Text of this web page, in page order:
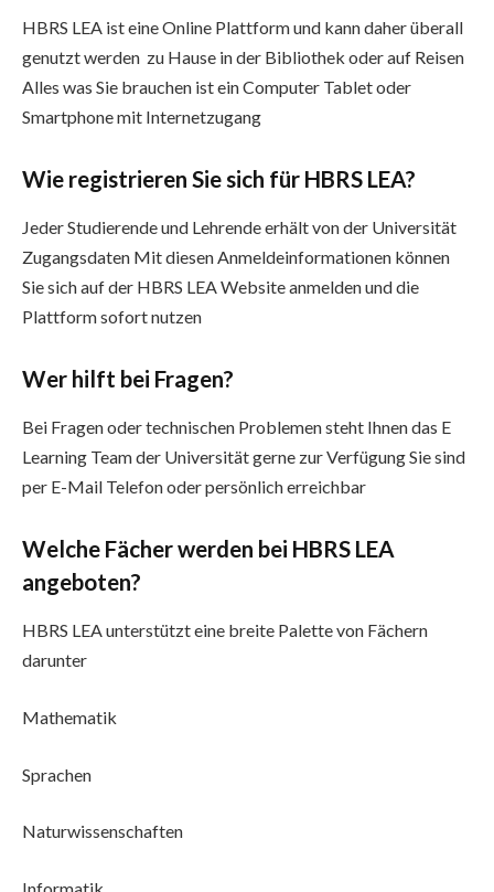
HBRS LEA ist eine Online Plattform und kann daher überall
genutzt werden zu Hause in der Bibliothek oder auf Reisen
Alles was Sie brauchen ist ein Computer Tablet oder
Smartphone mit Internetzugang
Wie registrieren Sie sich für HBRS LEA?
Jeder Studierende und Lehrende erhält von der Universität
Zugangsdaten Mit diesen Anmeldeinformationen können
Sie sich auf der HBRS LEA Website anmelden und die
Plattform sofort nutzen
Wer hilft bei Fragen?
Bei Fragen oder technischen Problemen steht Ihnen das E
Learning Team der Universität gerne zur Verfügung Sie sind
per E-Mail Telefon oder persönlich erreichbar
Welche Fächer werden bei HBRS LEA
angeboten?
HBRS LEA unterstützt eine breite Palette von Fächern
darunter
Mathematik
Sprachen
Naturwissenschaften